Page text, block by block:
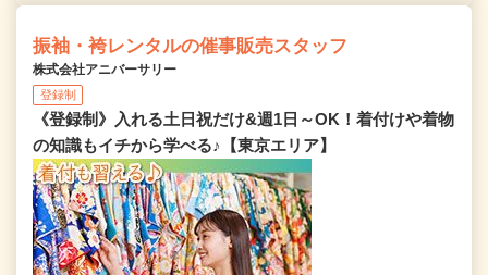
振袖・袴レンタルの催事販売スタッフ
株式会社アニバーサリー
登録制
《登録制》入れる土日祝だけ&週1日～OK！着付けや着物
の知識もイチから学べる♪【東京エリア】